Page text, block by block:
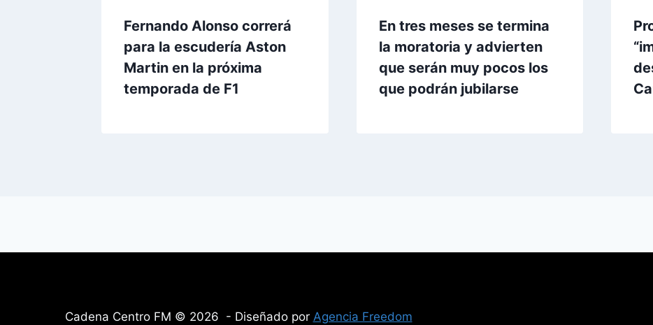
Fernando Alonso correrá
para la escudería Aston
Martin en la próxima
temporada de F1
En tres meses se termina
la moratoria y advierten
que serán muy pocos los
que podrán jubilarse
Cadena Centro FM © 2026 - Diseñado por Agencia Freedom